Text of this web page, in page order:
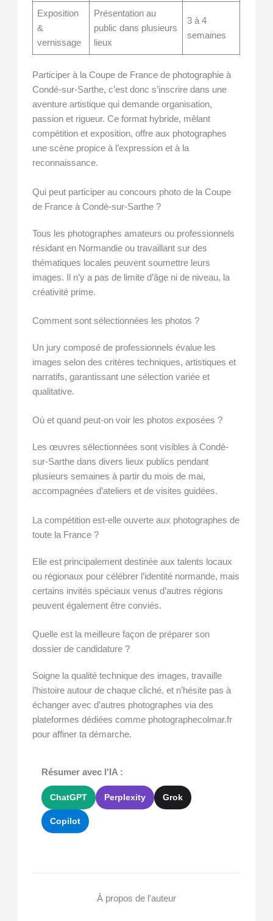
Exposition
&
vernissage
Présentation au
public dans plusieurs
lieux
3 à 4
semaines
Participer à la Coupe de France de photographie à
Condé-sur-Sarthe, c’est donc s’inscrire dans une
aventure artistique qui demande organisation,
passion et rigueur. Ce format hybride, mêlant
compétition et exposition, offre aux photographes
une scène propice à l’expression et à la
reconnaissance.
Qui peut participer au concours photo de la Coupe
de France à Condé-sur-Sarthe ?
Tous les photographes amateurs ou professionnels
résidant en Normandie ou travaillant sur des
thématiques locales peuvent soumettre leurs
images. Il n’y a pas de limite d’âge ni de niveau, la
créativité prime.
Comment sont sélectionnées les photos ?
Un jury composé de professionnels évalue les
images selon des critères techniques, artistiques et
narratifs, garantissant une sélection variée et
qualitative.
Où et quand peut-on voir les photos exposées ?
Les œuvres sélectionnées sont visibles à Condé-
sur-Sarthe dans divers lieux publics pendant
plusieurs semaines à partir du mois de mai,
accompagnées d’ateliers et de visites guidées.
La compétition est-elle ouverte aux photographes de
toute la France ?
Elle est principalement destinée aux talents locaux
ou régionaux pour célébrer l’identité normande, mais
certains invités spéciaux venus d’autres régions
peuvent également être conviés.
Quelle est la meilleure façon de préparer son
dossier de candidature ?
Soigne la qualité technique des images, travaille
l’histoire autour de chaque cliché, et n’hésite pas à
échanger avec d’autres photographes via des
plateformes dédiées comme photographecolmar.fr
pour affiner ta démarche.
Résumer avec l'IA :
ChatGPT Perplexity Grok
Copilot
À propos de l'auteur